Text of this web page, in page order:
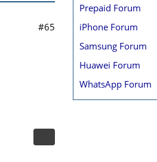
#65
Prepaid Forum
iPhone Forum
Samsung Forum
Huawei Forum
WhatsApp Forum